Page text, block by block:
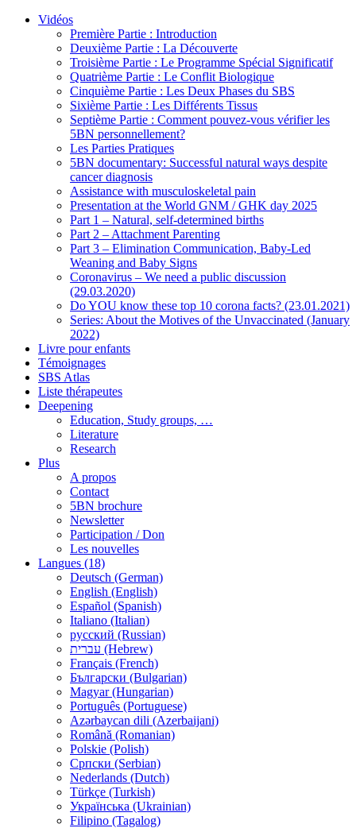
Vidéos
Première Partie : Introduction
Deuxième Partie : La Découverte
Troisième Partie : Le Programme Spécial Significatif
Quatrième Partie : Le Conflit Biologique
Cinquième Partie : Les Deux Phases du SBS
Sixième Partie : Les Différents Tissus
Septième Partie : Comment pouvez-vous vérifier les
5BN personnellement?
Les Parties Pratiques
5BN documentary: Successful natural ways despite
cancer diagnosis
Assistance with musculoskeletal pain
Presentation at the World GNM / GHK day 2025
Part 1 – Natural, self-determined births
Part 2 – Attachment Parenting
Part 3 – Elimination Communication, Baby-Led
Weaning and Baby Signs
Coronavirus – We need a public discussion
(29.03.2020)
Do YOU know these top 10 corona facts? (23.01.2021)
Series: About the Motives of the Unvaccinated (January
2022)
Livre pour enfants
Témoignages
SBS Atlas
Liste thérapeutes
Deepening
Education, Study groups, …
Literature
Research
Plus
A propos
Contact
5BN brochure
Newsletter
Participation / Don
Les nouvelles
Langues (18)
Deutsch (German)
English (English)
Español (Spanish)
Italiano (Italian)
русский (Russian)
עברית (Hebrew)
Français (French)
Български (Bulgarian)
Magyar (Hungarian)
Português (Portuguese)
Azərbaycan dili (Azerbaijani)
Română (Romanian)
Polskie (Polish)
Српски (Serbian)
Nederlands (Dutch)
Türkçe (Turkish)
Українська (Ukrainian)
Filipino (Tagalog)